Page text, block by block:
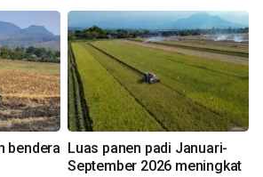
bendera Luas panen padi Januari-
September 2026 meningkat